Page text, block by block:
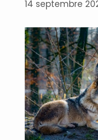
14 septembre